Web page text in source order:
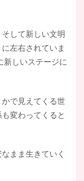
して新しい文明
左右されていま
新しいステージに
で見えてくる世
変わってくると
まま生きていく